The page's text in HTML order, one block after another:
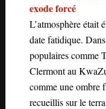
exode forcé
L’atmosphère était
date fatidique.
populaires comme
Clermont au
comme une ombre
recueillis sur le